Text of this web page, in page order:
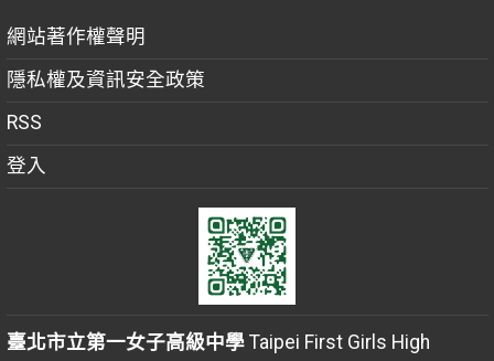
網站著作權聲明
隱私權及資訊安全政策
RSS
登入
臺北市立第一女子高級中學Taipei First Girls High